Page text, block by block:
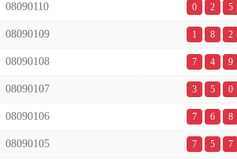
08090110 0 2 5
08090109 1 8 2
08090108 7 4 9
08090107 3 5 0
08090106 7 6 8
08090105 7 5 7